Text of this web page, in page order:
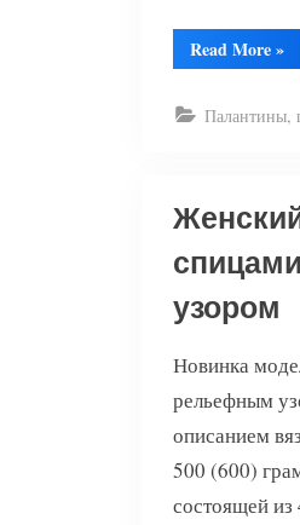
Read More
с
»
Палантины,
узором
Новинка
рельефным
описанием
500 (600)
состоящей